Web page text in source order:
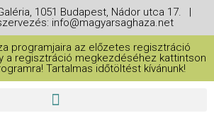
1051 Budapest, Nádor utca 17. |
info@magyarsaghaza.net
programjaira az előzetes regisztráció
a regisztráció megkezdéséhez kattintson
Tartalmas időtöltést kívánunk!